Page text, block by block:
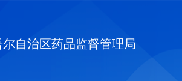
尔自治区药品监督管理局